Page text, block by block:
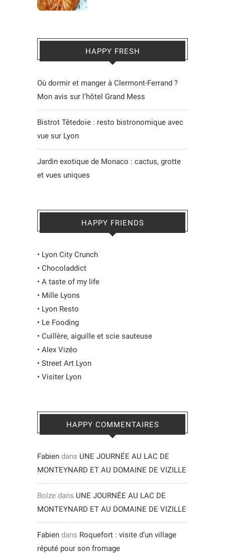
HAPPY FRESH
Où dormir et manger à Clermont-Ferrand ?
Mon avis sur l’hôtel Grand Mess
Bistrot Têtedoie : resto bistronomique avec
vue sur Lyon
Jardin exotique de Monaco : cactus, grotte
et vues uniques
HAPPY FRIENDS
• Lyon City Crunch
• Chocoladdict
• A taste of my life
• Mille Lyons
• Lyon Resto
• Le Fooding
• Cuillère, aiguille et scie sauteuse
• Alex Vizéo
• Street Art Lyon
• Visiter Lyon
HAPPY COMMENTAIRES
Fabien dans UNE JOURNÉE AU LAC DE
MONTEYNARD ET AU DOMAINE DE VIZILLE
Bolze dans UNE JOURNÉE AU LAC DE
MONTEYNARD ET AU DOMAINE DE VIZILLE
Fabien dans Roquefort : visite d’un village
réputé pour son fromage